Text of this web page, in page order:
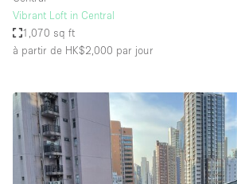
Vibrant Loft in Central
1,070 sq ft
à partir de HK$2,000 par jour